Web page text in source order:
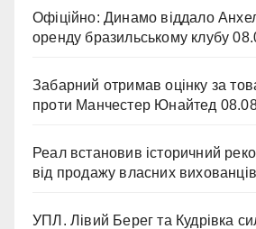
Офіційно: Динамо віддало
оренду бразильському клубу
Забарний отримав оцінку за
проти Манчестер Юнайтед
Реал встановив історичний
від продажу власних вихованців
УПЛ. Лівий Берег та Кудрівка